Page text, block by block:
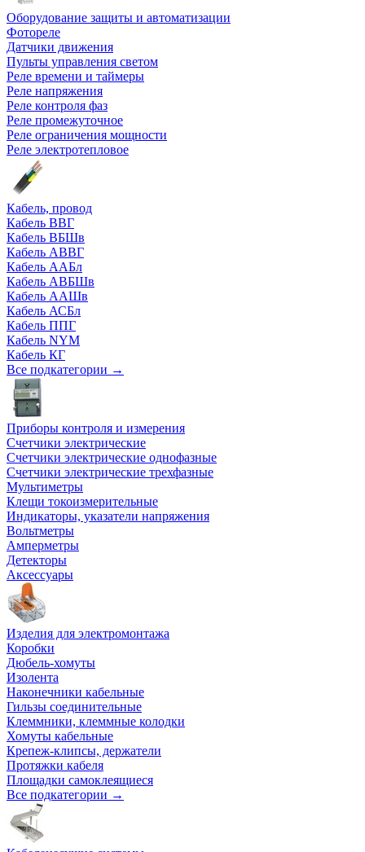
Оборудование защиты и автоматизации
Фотореле
Датчики движения
Пульты управления светом
Реле времени и таймеры
Реле напряжения
Реле контроля фаз
Реле промежуточное
Реле ограничения мощности
Реле электротепловое
Кабель, провод
Кабель ВВГ
Кабель ВБШв
Кабель АВВГ
Кабель ААБл
Кабель АВБШв
Кабель ААШв
Кабель АСБл
Кабель ППГ
Кабель NYM
Кабель КГ
Все подкатегории →
Приборы контроля и измерения
Счетчики электрические
Счетчики электрические однофазные
Счетчики электрические трехфазные
Мультиметры
Клещи токоизмерительные
Индикаторы, указатели напряжения
Вольтметры
Амперметры
Детекторы
Аксессуары
Изделия для электромонтажа
Коробки
Дюбель-хомуты
Изолента
Наконечники кабельные
Гильзы соединительные
Клеммники, клеммные колодки
Хомуты кабельные
Крепеж-клипсы, держатели
Протяжки кабеля
Площадки самоклеящиеся
Все подкатегории →